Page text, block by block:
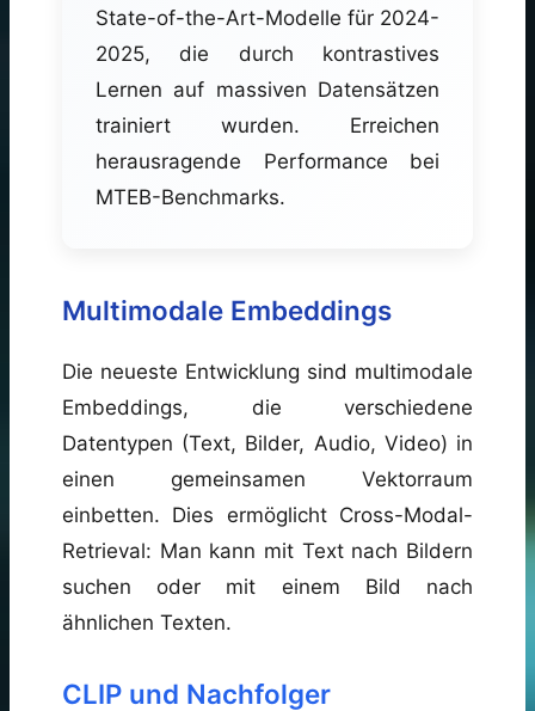
State-of-the-Art-Modelle für 2024-
2025, die durch kontrastives
Lernen auf massiven Datensätzen
trainiert wurden. Erreichen
herausragende Performance bei
MTEB-Benchmarks.
Multimodale Embeddings
Die neueste Entwicklung sind multimodale
Embeddings, die verschiedene
Datentypen (Text, Bilder, Audio, Video) in
einen gemeinsamen Vektorraum
einbetten. Dies ermöglicht Cross-Modal-
Retrieval: Man kann mit Text nach Bildern
suchen oder mit einem Bild nach
ähnlichen Texten.
CLIP und Nachfolger